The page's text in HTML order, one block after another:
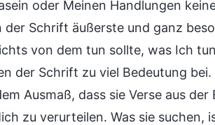
oder Meinen Handlungen
Schrift äußerste und ganz
von dem tun sollte, was Ich
der Schrift zu viel Bedeutung
Ausmaß, dass sie Verse aus
zu verurteilen. Was sie suchen,